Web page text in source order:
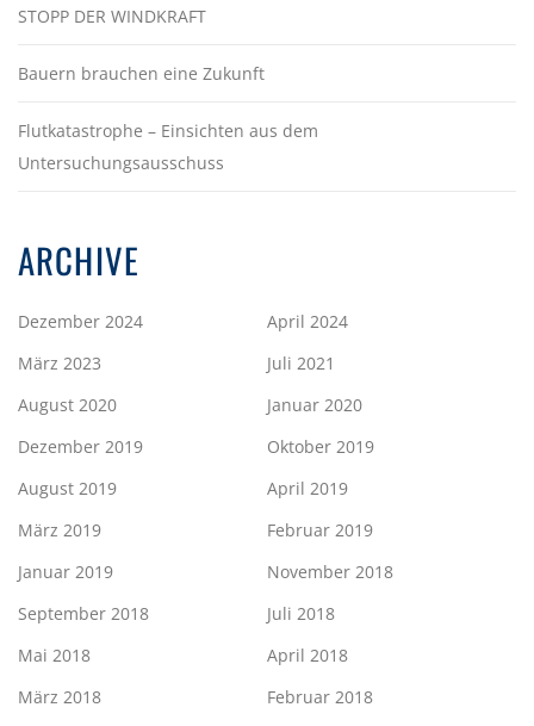
STOPP DER WINDKRAFT
Bauern brauchen eine Zukunft
Flutkatastrophe – Einsichten aus dem
Untersuchungsausschuss
ARCHIVE
Dezember 2024
April 2024
März 2023
Juli 2021
August 2020
Januar 2020
Dezember 2019
Oktober 2019
August 2019
April 2019
März 2019
Februar 2019
Januar 2019
November 2018
September 2018
Juli 2018
Mai 2018
April 2018
März 2018
Februar 2018